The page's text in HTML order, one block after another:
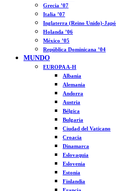
Grecia ’07
Italia ’07
Inglaterra (Reino Unido)-
Holanda ’06
México ’05
República Dominicana ’04
MUNDO
EUROPA A-H
Albania
Alemania
Andorra
Austria
Bélgica
Bulgaria
Ciudad del Vaticano
Croacia
Dinamarca
Eslovaquia
Eslovenia
Estonia
Finlandia